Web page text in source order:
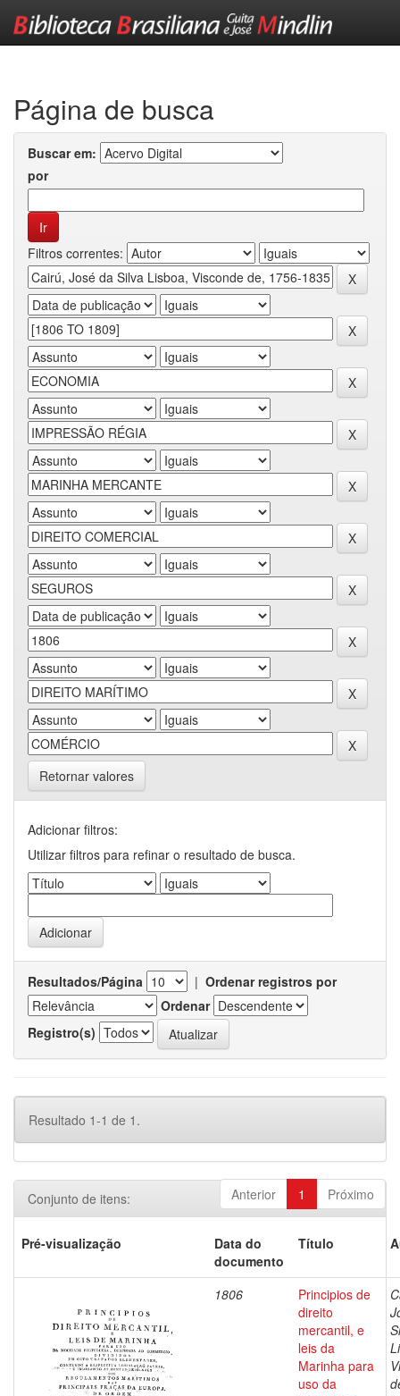
Página de busca
Buscar em:
por
Filtros correntes:
Retornar valores
Adicionar filtros:
Utilizar filtros para refinar o resultado de busca.
Resultados/Página | Ordenar registros por
Ordenar
Registro(s)
Resultado 1-1 de 1.
Anterior 1 Próximo
Conjunto de itens:
Pré-visualização
Data do
documento
Título
1806
Principios de
direito
mercantil, e
leis da
Marinha para
uso da